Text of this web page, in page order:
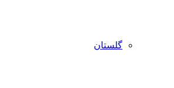
گلستان